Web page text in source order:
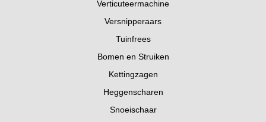
Verticuteermachine
Versnipperaars
Tuinfrees
Bomen en Struiken
Kettingzagen
Heggenscharen
Snoeischaar